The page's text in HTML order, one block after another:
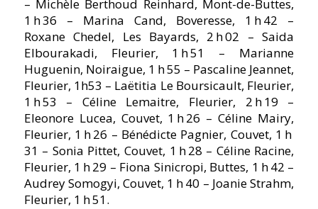
– Michèle Berthoud Reinhard, Mont-de-Buttes,
1 h 36 – Marina Cand, Boveresse, 1 h 42 –
Roxane Chedel, Les Bayards, 2 h 02 – Saida
Elbourakadi, Fleurier, 1 h 51 – Marianne
Huguenin, Noiraigue, 1 h 55 – Pascaline Jeannet,
Fleurier, 1h53 – Laëtitia Le Boursicault, Fleurier,
1 h 53 – Céline Lemaitre, Fleurier, 2 h 19 –
Eleonore Lucea, Couvet, 1 h 26 – Céline Mairy,
Fleurier, 1 h 26 – Bénédicte Pagnier, Couvet, 1 h
31 – Sonia Pittet, Couvet, 1 h 28 – Céline Racine,
Fleurier, 1 h 29 – Fiona Sinicropi, Buttes, 1 h 42 –
Audrey Somogyi, Couvet, 1 h 40 – Joanie Strahm,
Fleurier, 1 h 51.